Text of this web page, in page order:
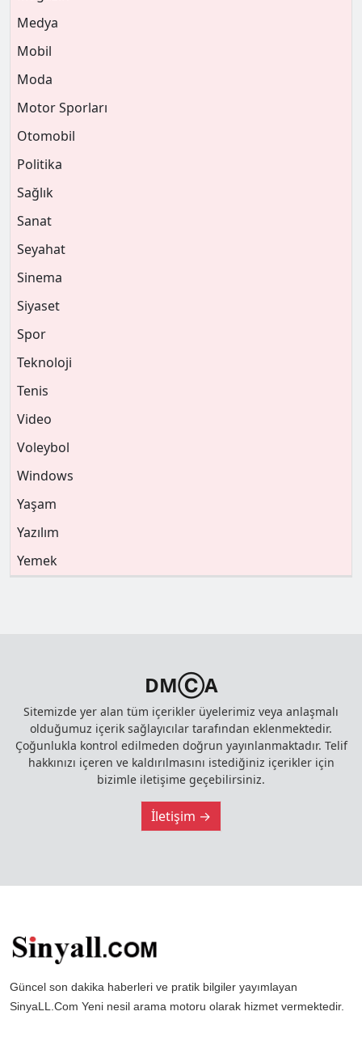
Medya
Mobil
Moda
Motor Sporları
Otomobil
Politika
Sağlık
Sanat
Seyahat
Sinema
Siyaset
Spor
Teknoloji
Tenis
Video
Voleybol
Windows
Yaşam
Yazılım
Yemek
DMⒸA
Sitemizde yer alan tüm içerikler üyelerimiz veya anlaşmalı
olduğumuz içerik sağlayıcılar tarafından eklenmektedir.
Çoğunlukla kontrol edilmeden doğrun yayınlanmaktadır. Telif
hakkınızı içeren ve kaldırılmasını istediğiniz içerikler için
bizimle iletişime geçebilirsiniz.
İletişim →
Güncel son dakika haberleri ve pratik bilgiler yayımlayan
SinyaLL.Com Yeni nesil arama motoru olarak hizmet vermektedir.